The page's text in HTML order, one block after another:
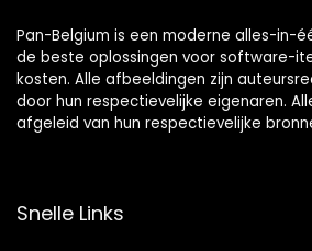
Pan-Belgium is een moderne alles-in-
de beste oplossingen voor software-
kosten. Alle afbeeldingen zijn
door hun respectievelijke eigenaren.
afgeleid van hun respectievelijke
Snelle Links